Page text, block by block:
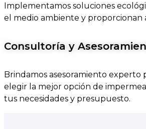
Implementamos soluciones
el medio ambiente y proporcionan
Consultoría y
Brindamos asesoramiento experto
elegir la mejor opción de
tus necesidades y presupuesto.